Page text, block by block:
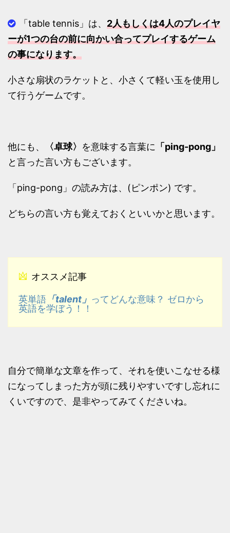
「table tennis」は、 2人もしくは4人のプレイヤ
ーが1つの台の前に向かい合ってプレイするゲーム
の事になります。
小さな扇状のラケットと、小さくて軽い玉を使用し
て行うゲームです。
他にも、 〈卓球〉 を意味する言葉に 「ping-pong」
と言った言い方もございます。
「ping-pong」の読み方は、(ピンポン) です。
どちらの言い方も覚えておくといいかと思います。
オススメ記事
英単語 「talent」 ってどんな意味？ ゼロから
英語を学ぼう！！
自分で簡単な文章を作って、それを使いこなせる様
になってしまった方が頭に残りやすいですし忘れに
くいですので、是非やってみてくださいね。